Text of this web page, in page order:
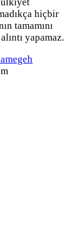
hiçbir
tamamını
yapamaz.